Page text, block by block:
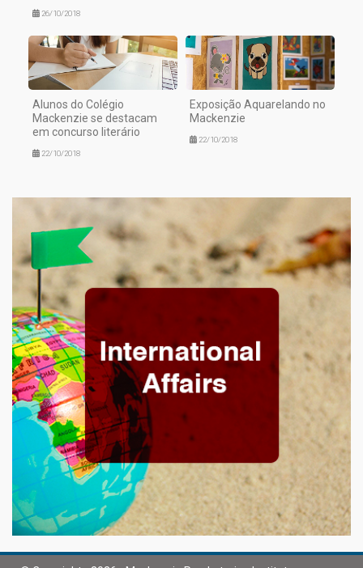
26/10/2018
Alunos do Colégio
Mackenzie se destacam
em concurso literário
22/10/2018
Exposição Aquarelando no
Mackenzie
22/10/2018